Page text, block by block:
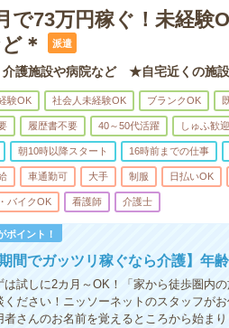
で73万円稼ぐ！未経験
＊
派遣
介護施設や病院など ★自宅近くの施
験OK 社会人未経験OK ブランクOK
履歴書不要 40～50代活躍 しゅふ歓迎
朝10時以降スタート 16時前までの仕事
車通勤可 大手 制服 日払いOK
バイクOK 看護師 介護士
ポイント！
期間でガッツリ稼ぐなら介護】年
試しに2カ月～OK！「家から徒歩圏内
ください！ニッソーネットのスタッフが
者さんのお名前を覚えるところから始ま